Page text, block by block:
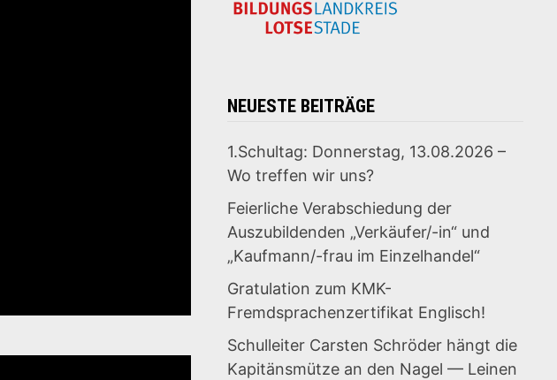
NEUESTE BEITRÄGE
1.Schultag: Donnerstag, 13.08.2026 –
Wo treffen wir uns?
Feierliche Verabschiedung der
Auszubildenden „Verkäufer/-in“ und
„Kaufmann/-frau im Einzelhandel“
Gratulation zum KMK-
Fremdsprachenzertifikat Englisch!
Schulleiter Carsten Schröder hängt die
Kapitänsmütze an den Nagel — Leinen